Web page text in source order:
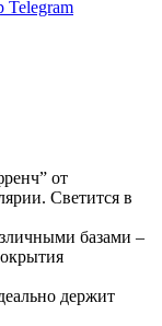
Telegram
от
Светится в
базами –
держит